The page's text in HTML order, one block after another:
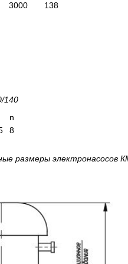
3000
138
140
n
8
размеры электронасосов